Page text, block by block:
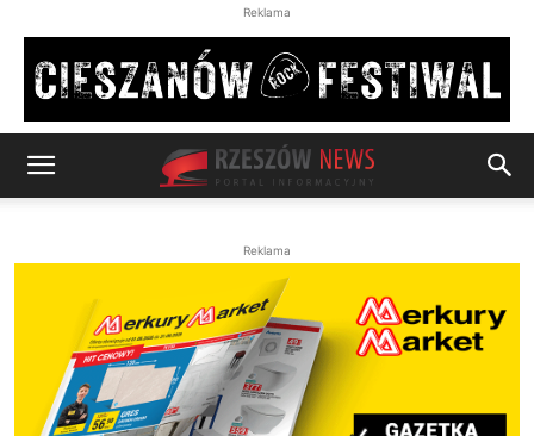
Reklama
Reklama